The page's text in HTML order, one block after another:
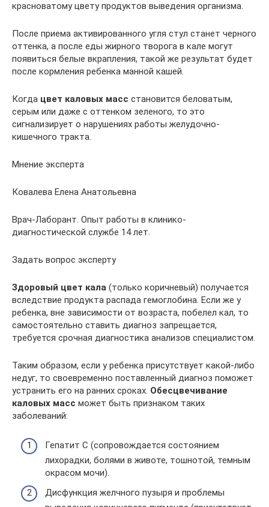
красноватому цвету продуктов выведения организма.
После приема активированного угля стул станет черного
оттенка, а после еды жирного творога в кале могут
появиться белые вкрапления, такой же результат будет
после кормления ребенка манной кашей.
Когда цвет каловых масс становится беловатым,
серым или даже с оттенком зеленого, то это
сигнализирует о нарушениях работы желудочно-
кишечного тракта.
Мнение эксперта
Ковалева Елена Анатольевна
Врач-Лаборант. Опыт работы в клинико-
диагностической службе 14 лет.
Задать вопрос эксперту
Здоровый цвет кала (только коричневый) получается
вследствие продукта распада гемоглобина. Если же у
ребенка, вне зависимости от возраста, побелел кал, то
самостоятельно ставить диагноз запрещается,
требуется срочная диагностика анализов специалистом.
Таким образом, если у ребенка присутствует какой-либо
недуг, то своевременно поставленный диагноз поможет
устранить его на ранних сроках. Обесцвечивание
каловых масс может быть признаком таких
заболеваний:
Гепатит С (сопровождается состоянием
лихорадки, болями в животе, тошнотой, темным
окрасом мочи).
Дисфункция желчного пузыря и проблемы